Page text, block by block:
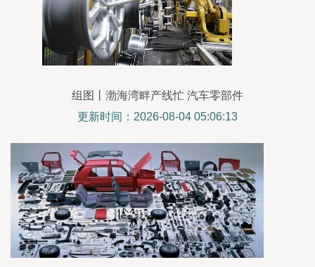
组图丨渤海湾畔产线忙 汽车零部件
更新时间：2026-08-04 05:06:13